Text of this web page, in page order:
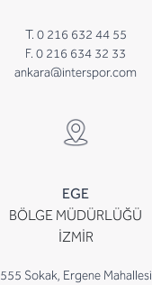
T. 0 216 632 44 55
F. 0 216 634 32 33
ankara@interspor.com
EGE
BÖLGE MÜDÜRLÜĞÜ
İZMİR
555 Sokak, Ergene Mahallesi